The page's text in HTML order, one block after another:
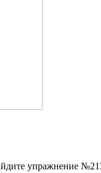
упражнение